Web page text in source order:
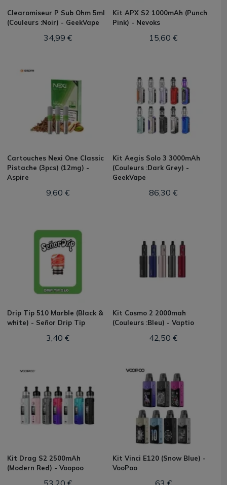
Clearomiseur P Sub Ohm 5ml
(Couleurs :Noir) - GeekVape
34,99 €
Kit APX S2 1000mAh (Punch
Pink) - Nevoks
15,60 €
Cartouches Nexi One Classic
Pistache (3pcs) (12mg) -
Aspire
9,60 €
Kit Aegis Solo 3 3000mAh
(Couleurs :Dark Grey) -
GeekVape
86,30 €
Drip Tip 510 Marble (Black &
white) - Señor Drip Tip
3,40 €
Kit Cosmo 2 2000mah
(Couleurs :Bleu) - Vaptio
42,50 €
Kit Drag S2 2500mAh
(Modern Red) - Voopoo
53,20 €
Kit Vinci E120 (Snow Blue) -
VooPoo
63 €